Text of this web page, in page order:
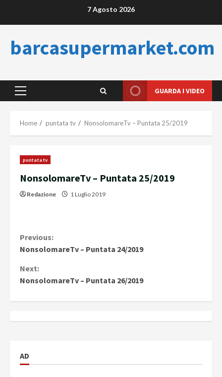
7 Agosto 2026
barcasupermarket.com
Primary
GUARDA I VIDEO
Home puntata tv NonsolomareTv – Puntata 25/2019
puntata tv
NonsolomareTv – Puntata 25/2019
Redazione 1 Luglio 2019
Continue
Previous:
NonsolomareTv – Puntata 24/2019
Next:
NonsolomareTv – Puntata 26/2019
AD